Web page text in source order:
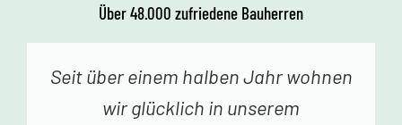
Über 48.000 zufriedene Bauherren
Vor einer Woche erhielten wir den
Schlüssel zu unserem Traumhaus.